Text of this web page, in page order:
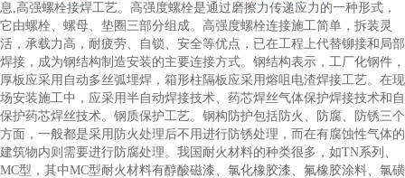
息,高强螺栓接焊工艺。高强度螺栓是通过磨擦力传递应力的一种形式，
它由螺栓、螺母、垫圈三部分组成。高强度螺栓连接施工简单，拆装灵
活，承载力高，耐疲劳、自锁、安全等优点，已在工程上代替铆接和局部
焊接，成为钢结构制造安装的主要连接方式。钢结构表示，工厂化钢件，
厚板应采用自动多丝弧埋焊，箱形柱隔板应采用熔咀电渣焊接工艺。在现
场安装施工中，应采用半自动焊接技术、药芯焊丝气体保护焊接技术和自
保护药芯焊丝技术。钢质保护工艺。钢构防护包括防火、防腐、防锈三个
方面，一般都是采用防火处理后不用进行防锈处理，而在有腐蚀性气体的
建筑物内则需要进行防腐处理。我国耐火材料的种类很多，如TN系列、
MC型，其中MC型耐火材料有醇酸磁漆、氯化橡胶漆、氟橡胶涂料、氯磺